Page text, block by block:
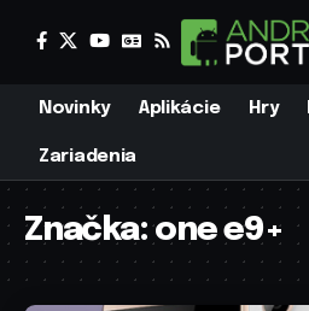
Novinky Aplikácie Hry
Zariadenia
Značka:one e9+